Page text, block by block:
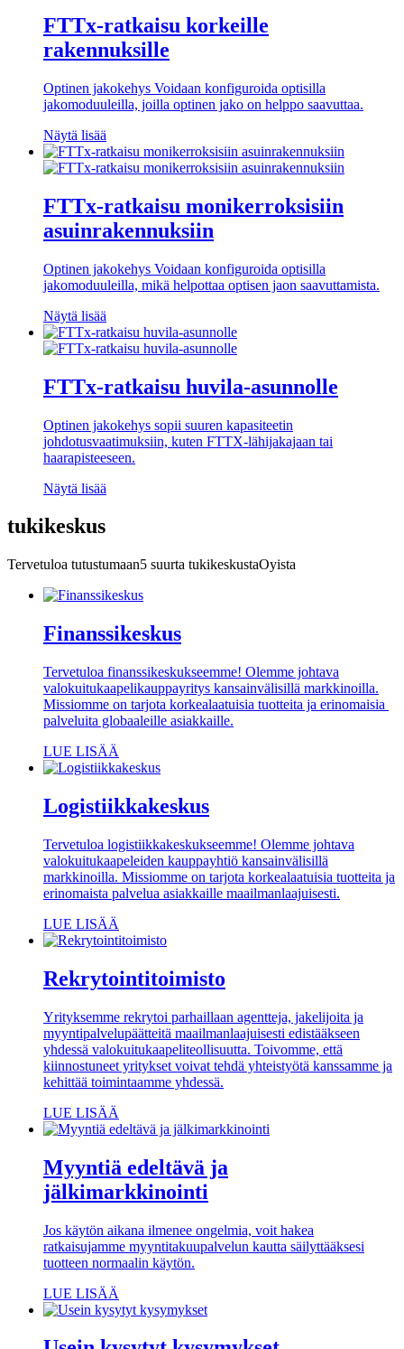
FTTx-ratkaisu korkeille
rakennuksille
Optinen jakokehys Voidaan konfiguroida optisilla
jakomoduuleilla, joilla optinen jako on helppo saavuttaa.
Näytä lisää
FTTx-ratkaisu monikerroksisiin
asuinrakennuksiin
Optinen jakokehys Voidaan konfiguroida optisilla
jakomoduuleilla, mikä helpottaa optisen jaon saavuttamista.
Näytä lisää
FTTx-ratkaisu huvila-asunnolle
Optinen jakokehys sopii suuren kapasiteetin
johdotusvaatimuksiin, kuten FTTX-lähijakajaan tai
haarapisteeseen.
Näytä lisää
tukikeskus
Tervetuloa tutustumaan5 suurta tukikeskustaOyista
Finanssikeskus
Tervetuloa finanssikeskukseemme! Olemme johtava
valokuitukaapelikauppayritys kansainvälisillä markkinoilla.
Missiomme on tarjota korkealaatuisia tuotteita ja erinomaisia ​​
palveluita globaaleille asiakkaille.
LUE LISÄÄ
Logistiikkakeskus
Tervetuloa logistiikkakeskukseemme! Olemme johtava
valokuitukaapeleiden kauppayhtiö kansainvälisillä
markkinoilla. Missiomme on tarjota korkealaatuisia tuotteita ja
erinomaista palvelua asiakkaille maailmanlaajuisesti.
LUE LISÄÄ
Rekrytointitoimisto
Yrityksemme rekrytoi parhaillaan agentteja, jakelijoita ja
myyntipalvelupäätteitä maailmanlaajuisesti edistääkseen
yhdessä valokuitukaapeliteollisuutta. Toivomme, että
kiinnostuneet yritykset voivat tehdä yhteistyötä kanssamme ja
kehittää toimintaamme yhdessä.
LUE LISÄÄ
Myyntiä edeltävä ja
jälkimarkkinointi
Jos käytön aikana ilmenee ongelmia, voit hakea
ratkaisujamme myyntitakuupalvelun kautta säilyttääksesi
tuotteen normaalin käytön.
LUE LISÄÄ